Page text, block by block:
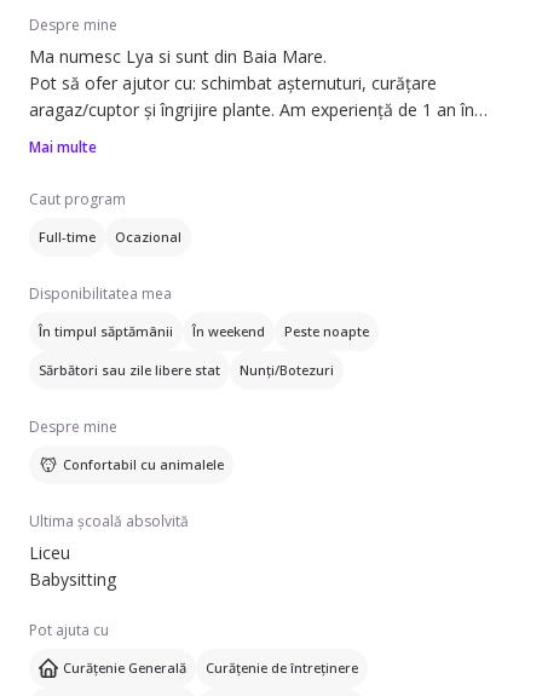
Despre mine
Ma numesc Lya si sunt din Baia Mare.
Pot să ofer ajutor cu: schimbat așternuturi, curățare
aragaz/cuptor și îngrijire plante. Am experiență de 1 an în
acest domeniu și pot lucra atât în apartamente, cât și în
Ofer servicii de curățenie generală, curățenie de întreținere,
curățenie bucătărie și curățenie geamuri. Vorbesc engleză și
aceste limbi.
Mai multe
Caut program
Full-time Ocazional
Disponibilitatea mea
În timpul săptămânii În weekend Peste noapte
Sărbători sau zile libere stat Nunți/Botezuri
Despre mine
Confortabil cu animalele
Ultima școală absolvită
Liceu
Babysitting
Pot ajuta cu
Curățenie Generală Curățenie de întreținere